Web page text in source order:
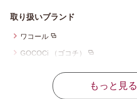
ニュース＆トピックス
取り扱いブランド
ワコール
GOCOCi （ゴコチ）
ツモリチサト スリープもっと見る